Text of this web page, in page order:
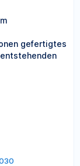
gefertigtes